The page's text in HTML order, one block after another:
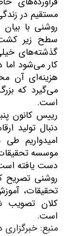
مستقیم در
سطح زیر کشت
گذشته‌های
کار می‌شود
هزینه‌ای آن
می‌گیرد که
است.
رییس کانون
دنبال تولید
امیدواریم
موسسه
دست یافته
روشنی تصریح
تحقیقات،
است.
منبع: خبرگزاری